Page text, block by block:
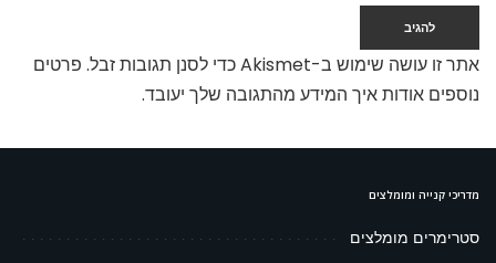
אתר זו עושה שימוש ב-Akismet כדי לסנן תגובות זבל.
פרטים
נוספים אודות איך המידע מהתגובה שלך יעובד.
מדריכי קנייה ומומלצים
סטרימרים מומלצים